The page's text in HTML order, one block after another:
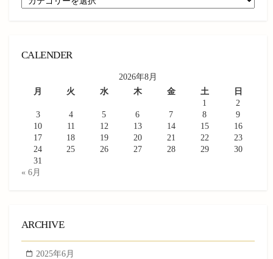
CALENDER
2026年8月
月
火 水 木 金 土
日
1
2
3
4 5 6 7 8
9
10
11 12 13 14 15
16
17
18 19 20 21 22
23
24
25 26 27 28 29
30
31
« 6月
ARCHIVE
2025年6月